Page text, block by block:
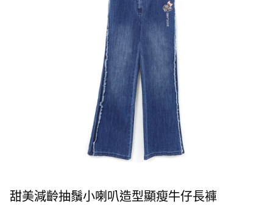
甜美減齡抽鬚小喇叭造型顯瘦牛仔長褲